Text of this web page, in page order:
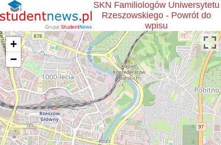
SKN Familiologów Uniwersytetu
Rzeszowskiego - Powrót do
wpisu
+
−